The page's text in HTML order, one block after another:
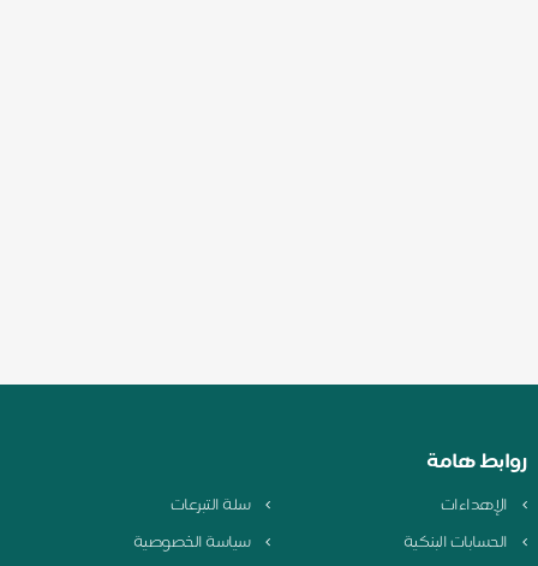
هامة
سلة التبرعات
البنكية
سياسة الخصوصية